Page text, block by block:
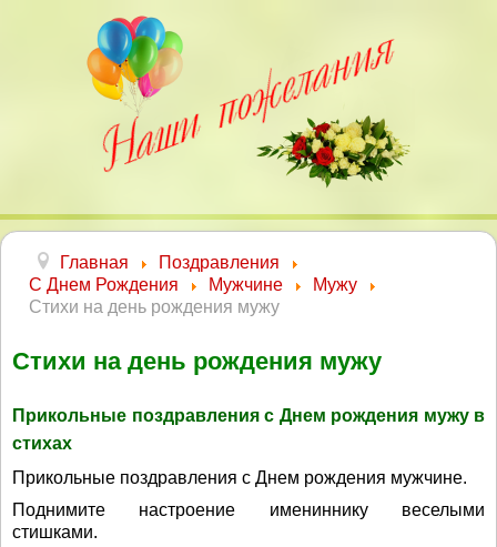
Главная
Поздравления
С Днем Рождения
Мужчине
Мужу
Стихи на день рождения мужу
Стихи на день рождения мужу
Прикольные поздравления с Днем рождения мужу в
стихах
Прикольные поздравления с Днем рождения мужчине.
Поднимите настроение имениннику веселыми
стишками.